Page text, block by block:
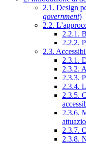
2.1. Design
government)
2.2.
2.2.1.
2.2.2.
2.3.
2.3.1.
2.3.2.
2.3.3.
2.3.4.
2.3.5.
2.3.6.
2.3.7.
2.3.8.